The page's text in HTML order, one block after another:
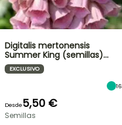
Digitalis mertonensis
Summer King (semillas)…
EXCLUSIVO
16
Desde5,50 €
Semillas